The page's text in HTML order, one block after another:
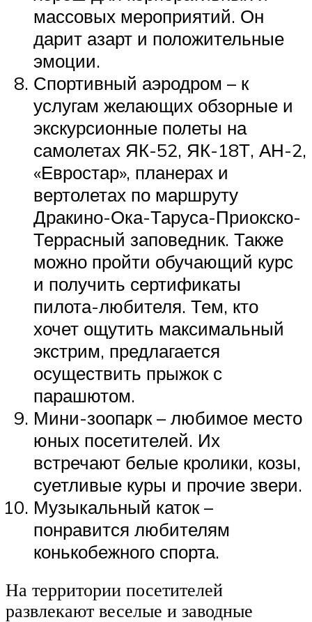
массовых мероприятий. Он
дарит азарт и положительные
эмоции.
Спортивный аэродром – к
услугам желающих обзорные и
экскурсионные полеты на
самолетах ЯК-52, ЯК-18Т, АН-2,
«Евростар», планерах и
вертолетах по маршруту
Дракино-Ока-Таруса-Приокско-
Террасный заповедник. Также
можно пройти обучающий курс
и получить сертификаты
пилота-любителя. Тем, кто
хочет ощутить максимальный
экстрим, предлагается
осуществить прыжок с
парашютом.
Мини-зоопарк – любимое место
юных посетителей. Их
встречают белые кролики, козы,
суетливые куры и прочие звери.
Музыкальный каток –
понравится любителям
конькобежного спорта.
На территории посетителей
развлекают веселые и заводные